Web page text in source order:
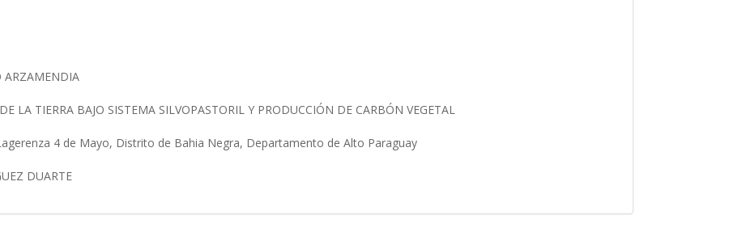
ARZAMENDIA
LA TIERRA BAJO SISTEMA SILVOPASTORIL Y PRODUCCIÓN DE CARBÓN VEGETAL
4 de Mayo, Distrito de Bahia Negra, Departamento de Alto Paraguay
DUARTE